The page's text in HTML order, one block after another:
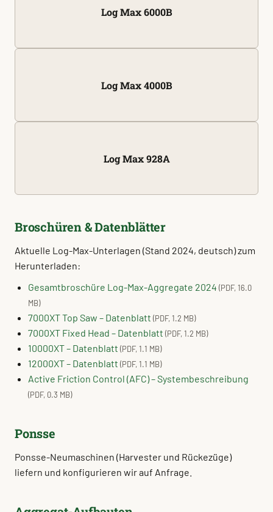
Log Max 6000B
Log Max 4000B
Log Max 928A
Broschüren & Datenblätter
Aktuelle Log-Max-Unterlagen (Stand 2024, deutsch) zum
Herunterladen:
Gesamtbroschüre Log-Max-Aggregate 2024 (PDF, 16.0
MB)
7000XT Top Saw – Datenblatt (PDF, 1.2 MB)
7000XT Fixed Head – Datenblatt (PDF, 1.2 MB)
10000XT – Datenblatt (PDF, 1.1 MB)
12000XT – Datenblatt (PDF, 1.1 MB)
Active Friction Control (AFC) – Systembeschreibung
(PDF, 0.3 MB)
Ponsse
Ponsse-Neumaschinen (Harvester und Rückezüge)
liefern und konfigurieren wir auf Anfrage.